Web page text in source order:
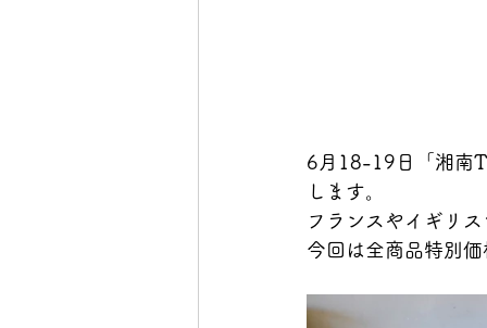
6月18-19日「湘南
します。
フランスやイギリ
今回は全商品特別